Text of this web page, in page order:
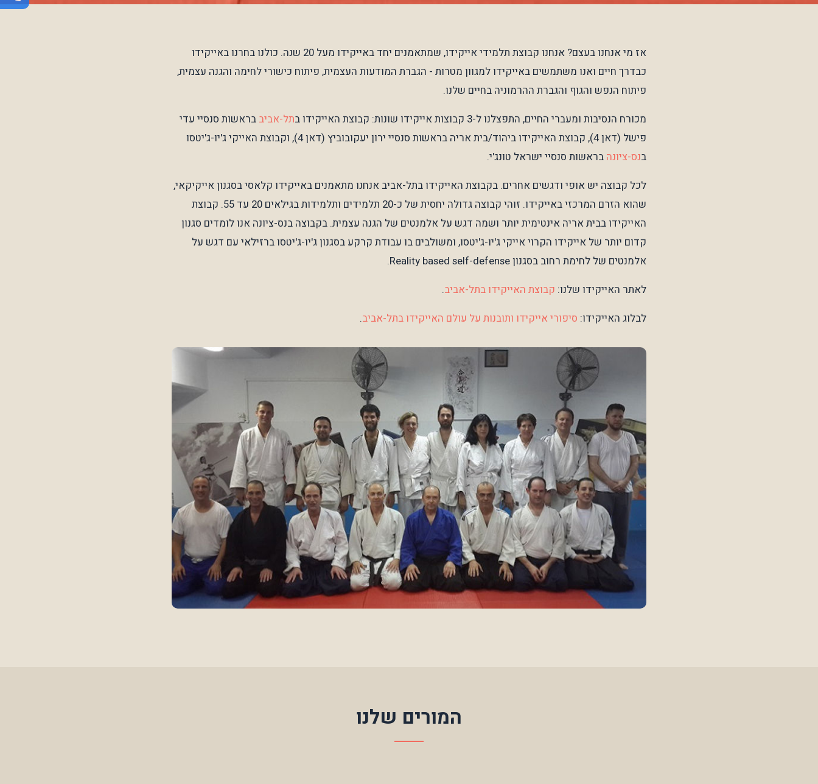
אז מי אנחנו בעצם? אנחנו קבוצת תלמידי אייקידו, שמתאמנים יחד באייקידו מעל 20 שנה. כולנו בחרנו באייקידו
כבדרך חיים ואנו משתמשים באייקידו למגוון מטרות - הגברת המודעות העצמית, פיתוח כישורי לחימה והגנה עצמית,
פיתוח הנפש והגוף והגברת ההרמוניה בחיים שלנו.
מכורח הנסיבות ומעברי החיים, התפצלנו ל-3 קבוצות אייקידו שונות: קבוצת האייקידו ב
תל-אביב בראשות סנסיי עדי
פישל (דאן 4), קבוצת האייקידו ביהוד/בית אריה בראשות סנסיי ירון יעקובוביץ (דאן 4), וקבוצת האייקי ג'יו-ג'יטסו
בנס-ציונה בראשות סנסיי ישראל טונג'י.
לכל קבוצה יש אופי ודגשים אחרים. בקבוצת האייקידו בתל-אביב אנחנו מתאמנים באייקידו קלאסי בסגנון אייקיקאי,
שהוא הזרם המרכזי באייקידו. זוהי קבוצה גדולה יחסית של כ-20 תלמידים ותלמידות בגילאים 20 עד 55. קבוצת
האייקידו בבית אריה אינטימית יותר ושמה דגש על אלמנטים של הגנה עצמית. בקבוצה בנס-ציונה אנו לומדים סגנון
קדום יותר של אייקידו הקרוי אייקי ג'יו-ג'יטסו, ומשולבים בו עבודת קרקע בסגנון ג'יו-ג'יטסו ברזילאי עם דגש על
אלמנטים של לחימת רחוב בסגנון Reality based self-defense.
לאתר האייקידו שלנו: קבוצת האייקידו בתל-אביב.
לבלוג האייקידו: סיפורי אייקידו ותובנות על עולם האייקידו בתל-אביב.
המורים שלנו